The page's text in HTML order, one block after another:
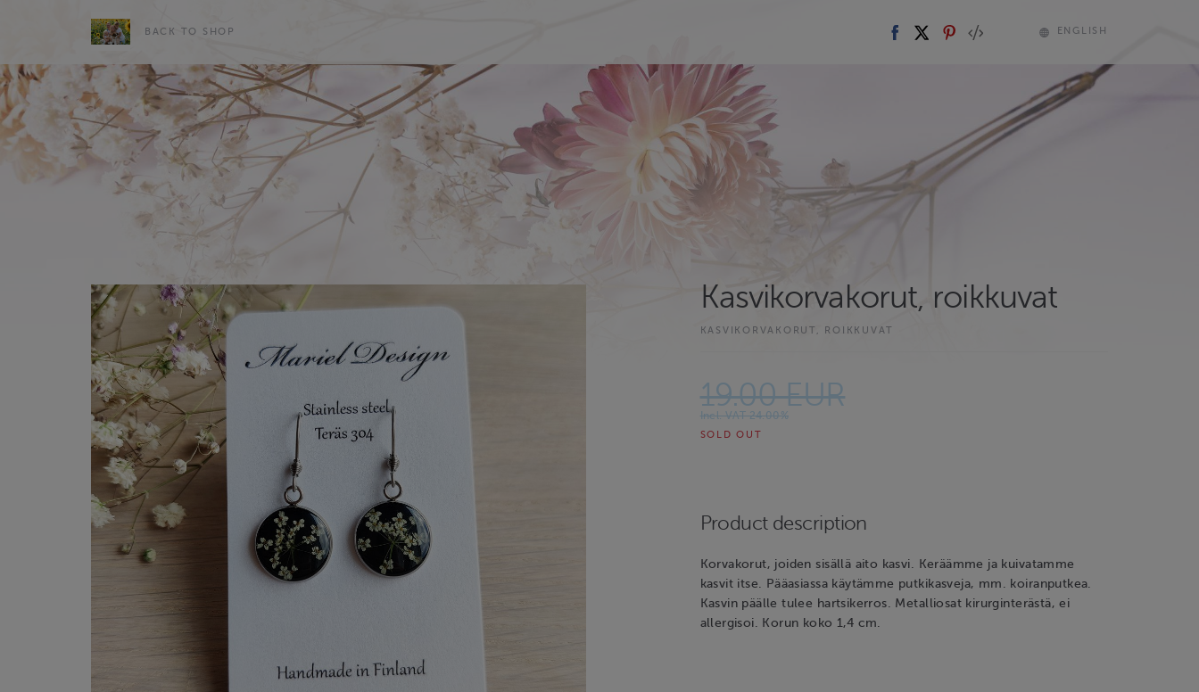
BACK TO SHOP ENGLISH
Kasvikorvakorut, roikkuvat
KASVIKORVAKORUT, ROIKKUVAT
19.00 EUR
Incl. VAT 24.00%
SOLD OUT
Product description
Korvakorut, joiden sisällä aito kasvi. Keräämme ja kuivatamme
kasvit itse. Pääasiassa käytämme putkikasveja, mm. koiranputkea.
Kasvin päälle tulee hartsikerros. Metalliosat kirurginterästä, ei
allergisoi. Korun koko 1,4 cm.